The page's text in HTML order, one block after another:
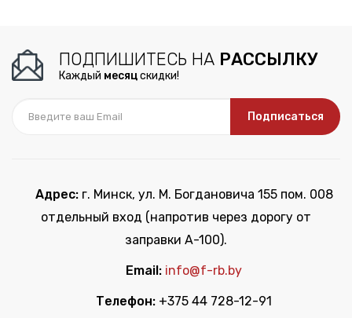
ПОДПИШИТЕСЬ НА РАССЫЛКУ
Каждый месяцскидки!
Подписаться
Адрес:г. Минск, ул. М. Богдановича 155 пом. 008
отдельный вход (напротив через дорогу от
заправки А-100).
Email: info@f-rb.by
Телефон: +375 44 728-12-91